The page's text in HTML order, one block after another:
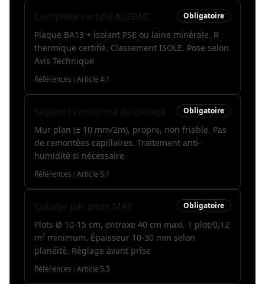
Obligatoire
Plaque BA13 + isolant PSE ou laine minérale. R
thermique certifié. Classement ISOLE. Pose selon
Avis Technique
Références : Article 4.1
Obligatoire
Mur plan (± 10 mm/2m), propre, non friable. Pas
de remontées capillaires. Traitement anti-
humidité si nécessaire
Références : Article 5.1
Obligatoire
Plots Ø 10-15 cm, entraxe 40 cm maxi. 1 plot/0,12
m² minimum. Épaisseur 10-30 mm selon
planéité. Réglage avant prise
Références : Article 5.3